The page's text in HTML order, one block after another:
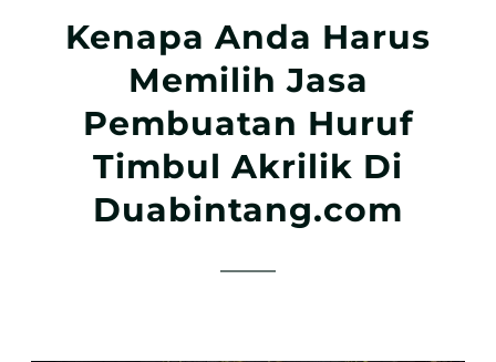
Kenapa Anda Harus
Memilih Jasa
Pembuatan Huruf
Timbul Akrilik Di
Duabintang.com